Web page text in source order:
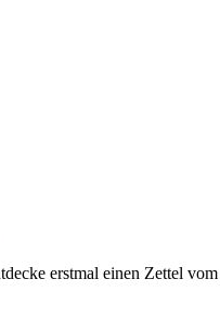
erstmal einen Zettel vom